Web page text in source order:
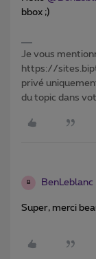
bbox ;)
Je vous
https://
privé
du topic dans
B BenLeblanc
Super, merci